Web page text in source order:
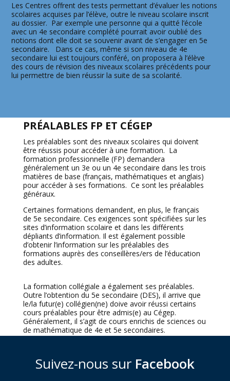
Les Centres offrent des tests permettant d’évaluer les notions
scolaires acquises par l’élève, outre le niveau scolaire inscrit
au dossier. Par exemple une personne qui a quitté l’école
avec un 4e secondaire complété pourrait avoir oublié des
notions dont elle doit se souvenir avant de s’engager en 5e
secondaire. Dans ce cas, même si son niveau de 4e
secondaire lui est toujours conféré, on proposera à l’élève
des cours de révision des niveaux scolaires précédents pour
lui permettre de bien réussir la suite de sa scolarité.
PRÉALABLES FP ET CÉGEP
Les préalables sont des niveaux scolaires qui doivent
être réussis pour accéder à une formation. La
formation professionnelle (FP) demandera
généralement un 3e ou un 4e secondaire dans les trois
matières de base (français, mathématiques et anglais)
pour accéder à ses formations. Ce sont les préalables
généraux.
Certaines formations demandent, en plus, le français
de 5e secondaire. Ces exigences sont spécifiées sur les
sites d’information scolaire et dans les différents
dépliants d’information. Il est également possible
d’obtenir l’information sur les préalables des
formations auprès des conseillères/ers de l’éducation
des adultes.
La formation collégiale a également ses préalables.
Outre l’obtention du 5e secondaire (DES), il arrive que
le/la futur(e) collégien(ne) doive avoir réussi certains
cours préalables pour être admis(e) au Cégep.
Généralement, il s’agit de cours enrichis de sciences ou
de mathématique de 4e et 5e secondaires.
Suivez-nous sur Facebook